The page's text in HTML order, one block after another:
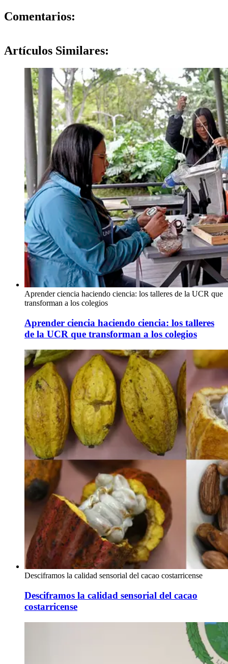
Comentarios:
Artículos Similares:
Aprender ciencia haciendo ciencia: los talleres de la UCR que
transforman a los colegios
Aprender ciencia haciendo ciencia: los talleres
de la UCR que transforman a los colegios
Desciframos la calidad sensorial del cacao costarricense
Desciframos la calidad sensorial del cacao
costarricense